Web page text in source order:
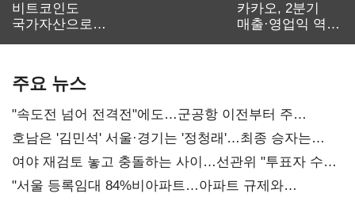
비트코인도
국가자산으로…'
카카오, 2분기
매출·영업익 역대
주요 뉴스
"속도전 넘어 전격전"에도…군공항 이전부터 주
52시간까지 '뇌관'
호남은 '김민석' 서울·경기는 '정청래'…최종 승자는
'안갯속'
여야 재검토 놓고 충돌하는 사이…선관위 "투표자 수
오차 당연"
"서울 등록임대 84%비아파트…아파트 규제와